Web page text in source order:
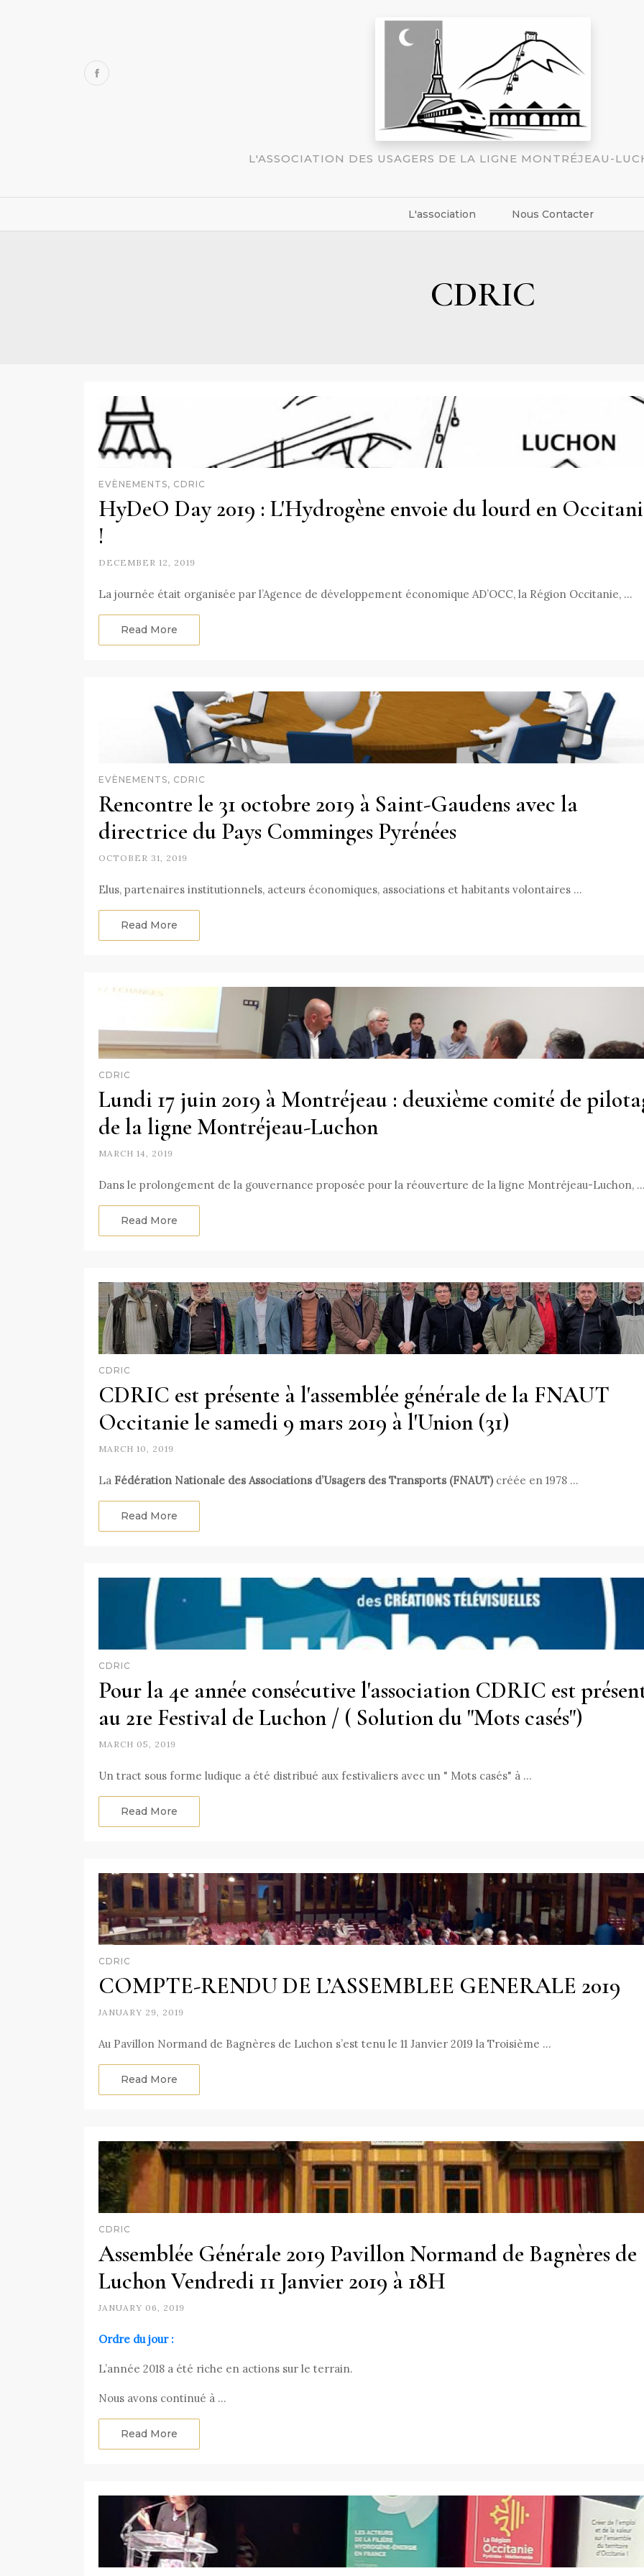
L'ASSOCIATION DES USAGERS DE LA LIGNE MONTRÉJEAU-
L'association Nous Contacter
CDRIC
EVÈNEMENTS, CDRIC
HyDeO Day 2019 : L'Hydrogène envoie du lourd en
!
DECEMBER 12, 2019
La journée était organisée par l’Agence de développement économique AD’OCC, la Région Occitanie, …
Read More
EVÈNEMENTS, CDRIC
Rencontre le 31 octobre 2019 à Saint-Gaudens avec la
directrice du Pays Comminges Pyrénées
OCTOBER 31, 2019
Elus, partenaires institutionnels, acteurs économiques, associations et habitants volontaires …
Read More
CDRIC
Lundi 17 juin 2019 à Montréjeau : deuxième comité de
de la ligne Montréjeau-Luchon
MARCH 14, 2019
Dans le prolongement de la gouvernance proposée pour la réouverture de la ligne Montréjeau-Luchon,
Read More
CDRIC
CDRIC est présente à l'assemblée générale de la FNAUT
Occitanie le samedi 9 mars 2019 à l'Union (31)
MARCH 10, 2019
La Fédération Nationale des Associations d’Usagers des Transports (FNAUT) créée en 1978 …
Read More
CDRIC
Pour la 4e année consécutive l'association CDRIC est
au 21e Festival de Luchon / ( Solution du "Mots casés")
MARCH 05, 2019
Un tract sous forme ludique a été distribué aux festivaliers avec un " Mots casés" à …
Read More
CDRIC
COMPTE-RENDU DE L’ASSEMBLEE GENERALE 2019
JANUARY 29, 2019
Au Pavillon Normand de Bagnères de Luchon s’est tenu le 11 Janvier 2019 la Troisième …
Read More
CDRIC
Assemblée Générale 2019 Pavillon Normand de Bagnères de
Luchon Vendredi 11 Janvier 2019 à 18H
JANUARY 06, 2019
Ordre du jour :
L’année 2018 a été riche en actions sur le terrain.
Nous avons continué à …
Read More